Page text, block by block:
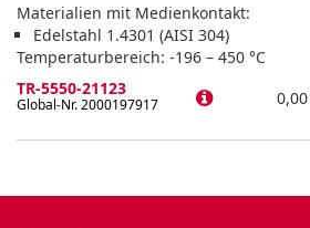
Materialien mit Medienkontakt:
Edelstahl 1.4301 (AISI 304)
Temperaturbereich: -196 – 450 °C
TR-5550-21123
Global-Nr. 2000197917